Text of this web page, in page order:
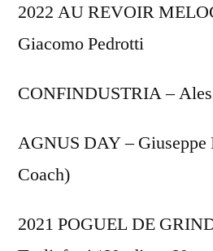
2022 AU REVOIR
Giacomo Pedrotti
CONFINDUSTRIA –
AGNUS DAY –
Coach)
2021 POGUEL DE